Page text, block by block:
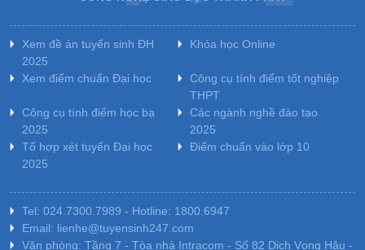
Xem đề án tuyển sinh ĐH
2025
Khóa học Online
Xem điểm chuẩn Đại học
Công cụ tính điểm tốt nghiệp
THPT
Công cụ tính điểm học bạ
2025
Các ngành nghề đào tạo
2025
Tổ hợp xét tuyển Đại học
2025
Điểm chuẩn vào lớp 10
Tel: 024.7300.7989 - Hotline: 1800.6947
Email: lienhe@tuyensinh247.com
Văn phòng: Tầng 7 - Tòa nhà Intracom - Số 82 Dịch Vọng Hậu -